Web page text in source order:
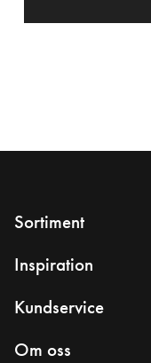
Sortiment
Inspiration
Kundservice
Om oss